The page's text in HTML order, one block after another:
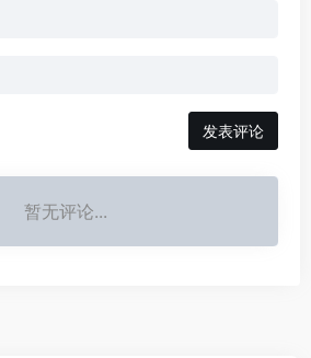
发表评论
暂无评论...